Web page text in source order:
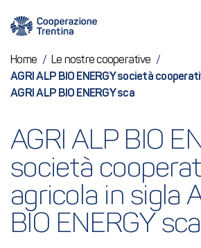
Home / Le nostre cooperative /
AGRI ALP BIO ENERGY società
AGRI ALP BIO ENERGY sca
AGRI ALP BIO
società
agricola in sigla
BIO ENERGY sca